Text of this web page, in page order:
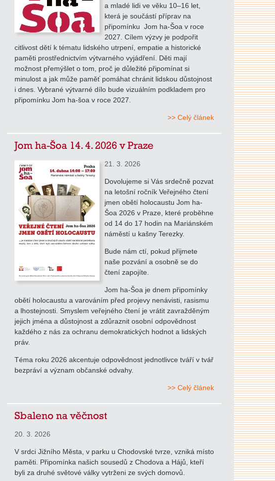
a mladé lidi ve věku 10–16 let,
která je součástí příprav na
připomínku Jom ha-Šoa v roce
2027. Cílem výzvy je podpořit
citlivost dětí k tématu lidského utrpení, empatie a historické
paměti prostřednictvím výtvarného vyjádření. Děti mají
možnost přemýšlet o tom, proč je důležité připomínat si
minulost a jak může paměť pomáhat chránit lidskou důstojnost
i dnes. Vybrané výtvarné dílo bude vizuálním podkladem pro
připomínku Jom ha-šoa v roce 2027.
>> Celý článek
Jom ha-Šoa 14. 4. 2026 v Praze
21. 3. 2026
Dovolujeme si Vás srdečně pozvat
na letošní ročník Veřejného čtení
jmen obětí holocaustu Jom ha-
Šoa 2026 v Praze, které proběhne
od 14 do 17 hodin na Mariánském
náměstí u kašny Terezky.
Bude nám ctí, pokud přijmete
naše pozvání a osobně se do
čtení zapojíte.
Jom ha-Šoa je dnem připomínky
obětí holocaustu a varováním před projevy nenávisti, rasismu
a lhostejnosti. Smyslem veřejného čtení je vrátit zavražděným
jejich jména a důstojnost a zdůraznit osobní odpovědnost
každého z nás za ochranu demokratických hodnot a lidských
práv.
Téma roku 2026 akcentuje odpovědnost jednotlivce tváří v tvář
bezpráví a význam občanské odvahy.
>> Celý článek
Sbaleno na věčnost
20. 3. 2026
V srdci Jižního Města, v parku u Chodovské tvrze, vzniká místo
paměti. Připomínka našich sousedů z Chodova a Hájů, kteří
byli za druhé světové války vytrženi ze svých domovů.